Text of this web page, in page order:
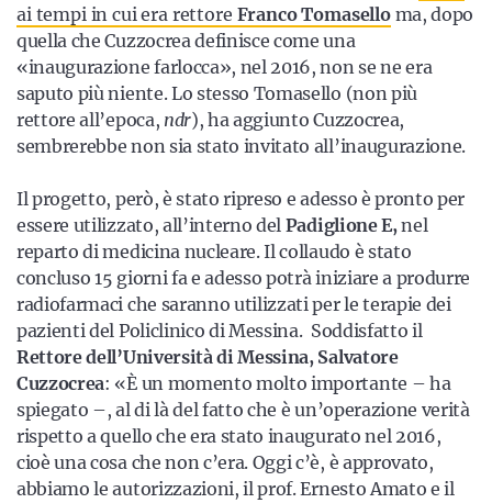
ai tempi in cui era rettore Franco Tomaselloma, dopo
quella che Cuzzocrea definisce come una
«inaugurazione farlocca», nel 2016, non se ne era
saputo più niente. Lo stesso Tomasello (non più
rettore all’epoca, ndr), ha aggiunto Cuzzocrea,
sembrerebbe non sia stato invitato all’inaugurazione.
Il progetto, però, è stato ripreso e adesso è pronto per
essere utilizzato, all’interno del Padiglione E,nel
reparto di medicina nucleare. Il collaudo è stato
concluso 15 giorni fa e adesso potrà iniziare a produrre
radiofarmaci che saranno utilizzati per le terapie dei
pazienti del Policlinico di Messina. Soddisfatto il
Rettore dell’Università di Messina, Salvatore
Cuzzocrea: «È un momento molto importante – ha
spiegato –, al di là del fatto che è un’operazione verità
rispetto a quello che era stato inaugurato nel 2016,
cioè una cosa che non c’era. Oggi c’è, è approvato,
abbiamo le autorizzazioni, il prof. Ernesto Amato e il